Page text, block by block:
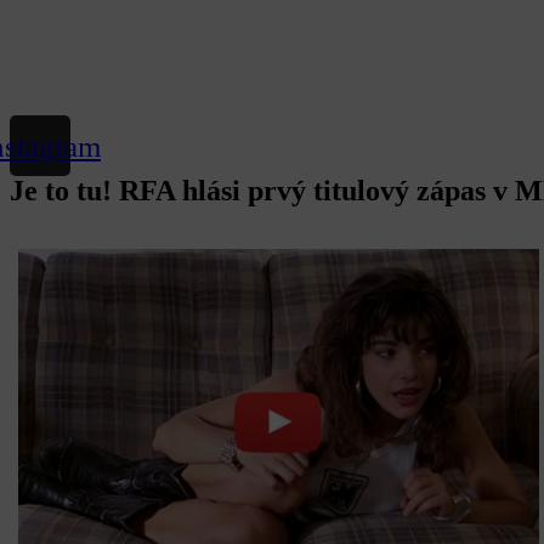
Je to tu! RFA hlási prvý titulový zápas v